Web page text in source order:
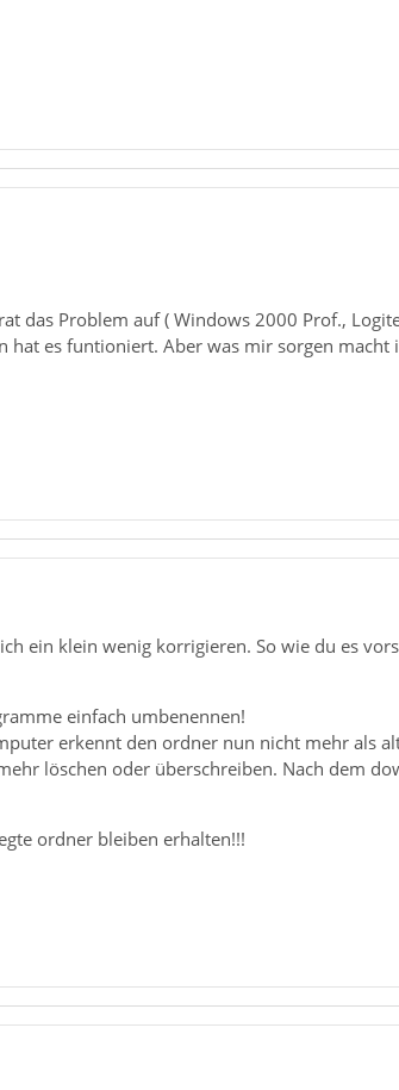
das Problem auf ( Windows 2000 Prof.,
hat es funtioniert. Aber was mir sorgen
ein klein wenig korrigieren. So wie du es
einfach umbenennen!
erkennt den ordner nun nicht mehr als
löschen oder überschreiben. Nach dem
ordner bleiben erhalten!!!